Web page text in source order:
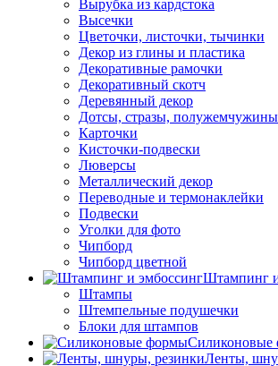
Вырубка из кардстока
Высечки
Цветочки, листочки, тычинки
Декор из глины и пластика
Декоративные рамочки
Декоративный скотч
Деревянный декор
Дотсы, стразы, полужемчужины
Карточки
Кисточки-подвески
Люверсы
Металлический декор
Переводные и термонаклейки
Подвески
Уголки для фото
Чипборд
Чипборд цветной
Штампинг
Штампы
Штемпельные подушечки
Блоки для штампов
Силиконовые
Ленты,